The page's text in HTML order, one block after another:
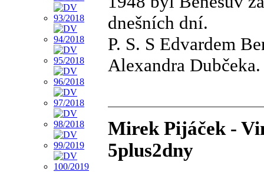
dnešních dní.
P. S. S Edvardem
Alexandra
Mirek Pijáček -
5plus2dny